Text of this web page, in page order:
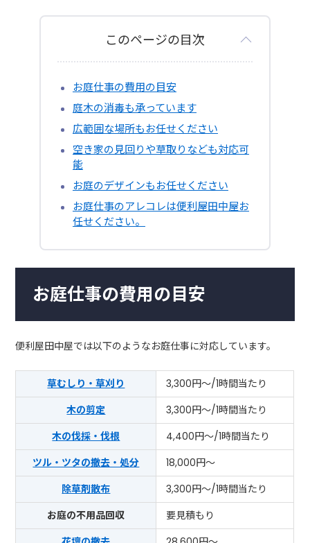
このページの目次
お庭仕事の費用の目安
庭木の消毒も承っています
広範囲な場所もお任せください
空き家の見回りや草取りなども対応可
能
お庭のデザインもお任せください
お庭仕事のアレコレは便利屋田中屋お
任せください。
お庭仕事の費用の目安
便利屋田中屋では以下のようなお庭仕事に対応しています。
草むしり・草刈り
3,300円～/1時間当たり
木の剪定
3,300円～/1時間当たり
木の伐採・伐根
4,400円～/1時間当たり
ツル・ツタの撤去・処分
18,000円～
除草剤散布
3,300円～/1時間当たり
お庭の不用品回収
要見積もり